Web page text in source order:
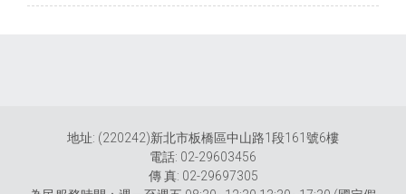
地址: (220242)新北市板橋區中山路1段161號6樓
電話: 02-29603456
傳 真: 02-29697305